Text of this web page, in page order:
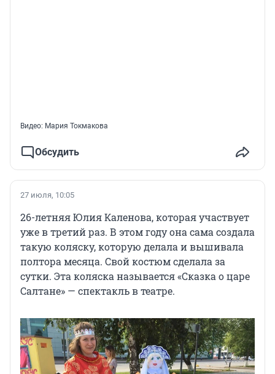
Видео: Мария Токмакова
Обсудить
27 июля, 10:05
26-летняя Юлия Каленова, которая участвует
уже в третий раз. В этом году она сама создала
такую коляску, которую делала и вышивала
полтора месяца. Свой костюм сделала за
сутки. Эта коляска называется «Сказка о царе
Салтане» — спектакль в театре.